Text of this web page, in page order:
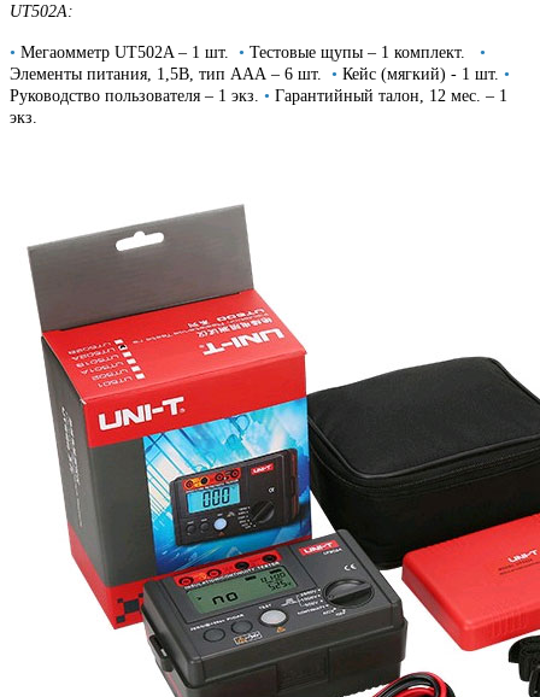
UT502A:
• Мегаомметр UT502A – 1 шт. • Тестовые щупы – 1 комплект. •
Элементы питания, 1,5В, тип ААА – 6 шт. • Кейс (мягкий) - 1 шт. •
Руководство пользователя – 1 экз. • Гарантийный талон, 12 мес. – 1
экз.